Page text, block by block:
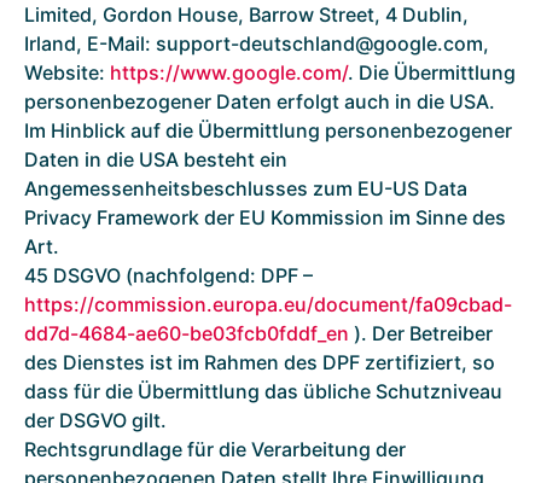
Limited, Gordon House, Barrow Street, 4 Dublin,
Irland, E-Mail: support-deutschland@google.com,
Website: https://www.google.com/. Die Übermittlung
personenbezogener Daten erfolgt auch in die USA.
Im Hinblick auf die Übermittlung personenbezogener
Daten in die USA besteht ein
Angemessenheitsbeschlusses zum EU-US Data
Privacy Framework der EU Kommission im Sinne des
Art.
45 DSGVO (nachfolgend: DPF –
https://commission.europa.eu/document/fa09cbad-
dd7d-4684-ae60-be03fcb0fddf_en ). Der Betreiber
des Dienstes ist im Rahmen des DPF zertifiziert, so
dass für die Übermittlung das übliche Schutzniveau
der DSGVO gilt.
Rechtsgrundlage für die Verarbeitung der